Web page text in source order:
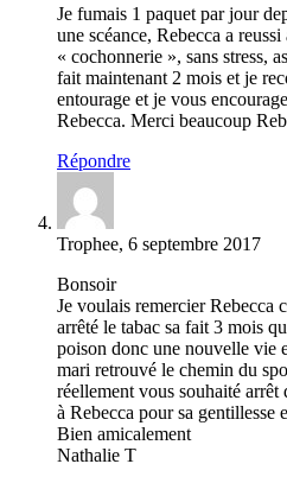
Je fumais 1 paquet par jour
une scéance, Rebecca a
« cochonnerie », sans stress,
fait maintenant 2 mois et je
entourage et je vous
Rebecca. Merci beaucoup
Répondre
Trophee, 6 septembre 2017
Bonsoir
Je voulais remercier Rebecca
arrêté le tabac sa fait 3 mois
poison donc une nouvelle vie
mari retrouvé le chemin du
réellement vous souhaité
à Rebecca pour sa gentillesse
Bien amicalement
Nathalie T